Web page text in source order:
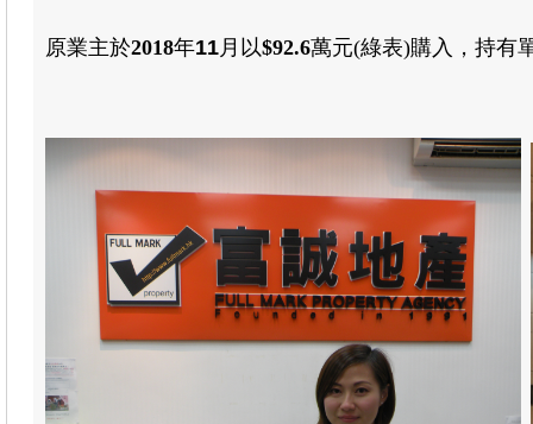
原業主於2018年11 月 以$92.6萬元(綠表)購入 ， 持有